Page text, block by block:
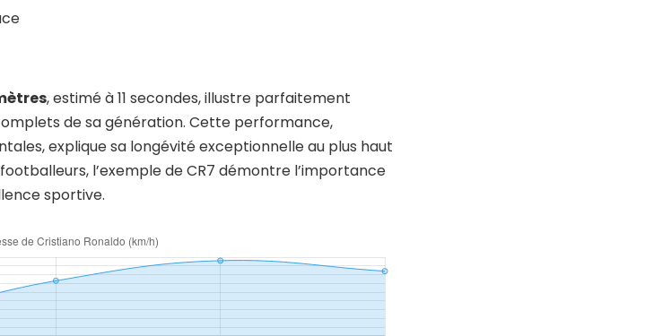
, estimé à 11 secondes, illustre parfaitement
de sa génération. Cette performance,
explique sa longévité exceptionnelle au plus haut
l’exemple de CR7 démontre l’importance
sportive.